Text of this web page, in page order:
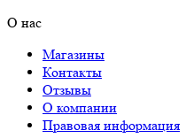
О нас
Магазины
Контакты
Отзывы
О компании
Правовая информация